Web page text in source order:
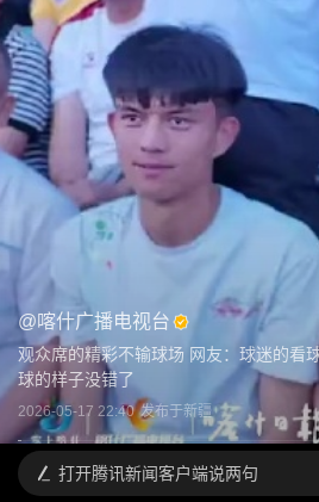
@喀什广播电视台
观众席的精彩不输球场 网友：球迷的看
球的样子没错了
2026-05-17 22:40 发布于新疆
打开腾讯新闻客户端说两句